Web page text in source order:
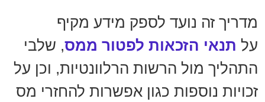
מדריך זה נועד לספק מידע מקיף
על תנאי הזכאות לפטור ממס, שלבי
התהליך מול הרשות הרלוונטיות, וכן על
זכויות נוספות כגון אפשרות להחזרי מס